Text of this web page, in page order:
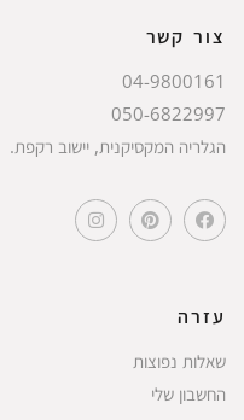
צור קשר
04-9800161
050-6822997
הגלריה המקסיקנית, יישוב רקפת.
עזרה
שאלות נפוצות
החשבון שלי